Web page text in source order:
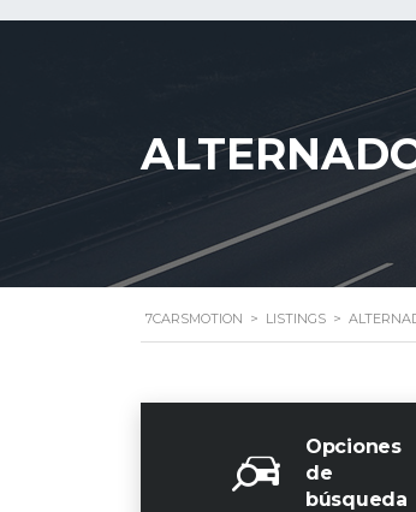
7CARSMOTION > LISTINGS >
Opciones
de
búsqueda